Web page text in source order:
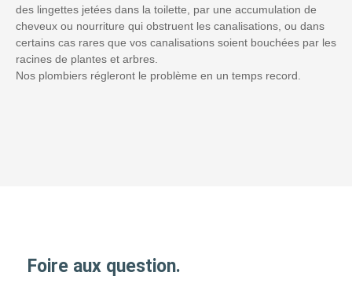
des lingettes jetées dans la toilette, par une accumulation de
cheveux ou nourriture qui obstruent les canalisations, ou dans
certains cas rares que vos canalisations soient bouchées par les
racines de plantes et arbres.
Nos plombiers régleront le problème en un temps record.
Foire aux question.